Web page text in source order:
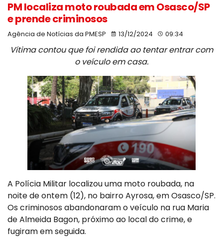
PM localiza moto roubada em Osasco/SP
e prende criminosos
Agência de Notícias da PMESP 13/12/2024 09:34
Vítima contou que foi rendida ao tentar entrar com
o veículo em casa.
A Polícia Militar localizou uma moto roubada, na
noite de ontem (12), no bairro Ayrosa, em Osasco/SP.
Os criminosos abandonaram o veículo na rua Maria
de Almeida Bagon, próximo ao local do crime, e
fugiram em seguida.